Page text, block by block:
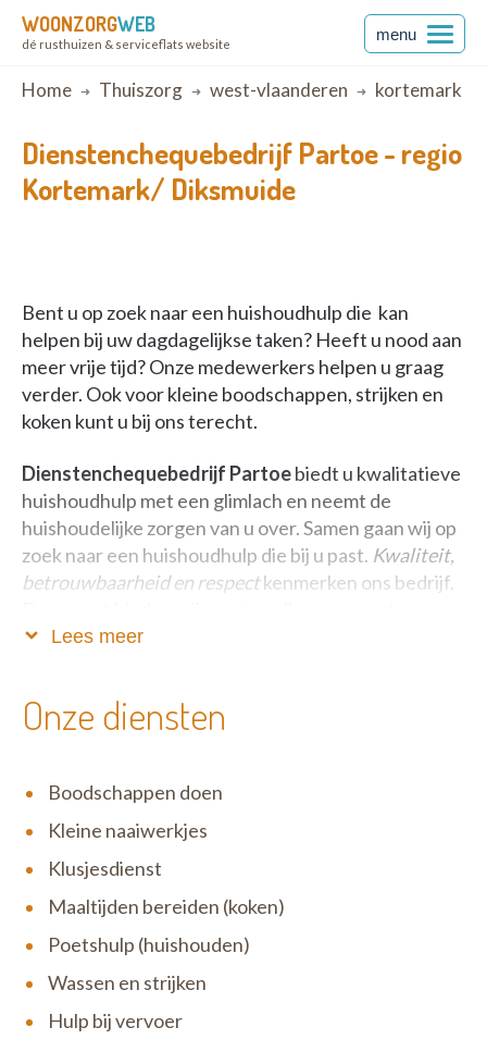
WOONZORGWEB
dé rusthuizen & serviceflats website
menu
Breadcrumb
Home Thuiszorg west-vlaanderen kortemark
Dienstenchequebedrijf Partoe - regio
Kortemark/ Diksmuide
Bent u op zoek naar een huishoudhulp die kan
helpen bij uw dagdagelijkse taken? Heeft u nood aan
meer vrije tijd? Onze medewerkers helpen u graag
verder. Ook voor kleine boodschappen, strijken en
koken kunt u bij ons terecht.
Dienstenchequebedrijf Partoebiedt u kwalitatieve
huishoudhulp met een glimlach en neemt de
huishoudelijke zorgen van u over. Samen gaan wij op
zoek naar een huishoudhulp die bij u past. Kwaliteit,
betrouwbaarheid en respectkenmerken ons bedrijf.
service aan.
aftrekbaar en dus voordelig zijn - betaalt u onze
U kunt terecht bij de coördinator met al uw vragen
of opmerkingen. Voor meer vrijblijvende informatie
kunt u telefonisch
dienstencheques@godtsvelde.be
Lees meer
Onze diensten
Boodschappen doen
Kleine naaiwerkjes
Klusjesdienst
Maaltijden bereiden (koken)
Poetshulp (huishouden)
Wassen en strijken
Hulp bij vervoer